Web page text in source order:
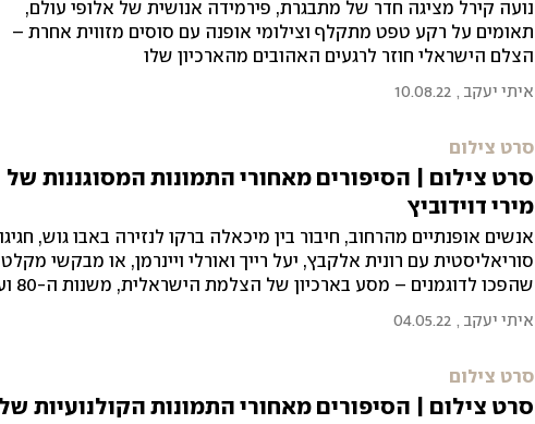
נועה קירל מציגה חדר של מתבגרת, פירמידה אנושית של אלופי עולם,
תאומים על רקע טפט מתקלף וצילומי אופנה עם סוסים מזווית אחרת –
הצלם הישראלי חוזר לרגעים האהובים מהארכיון שלו
איתי יעקב ,
10.08.22
סרט צילום
סרט צילום | הסיפורים מאחורי התמונות המסוגננות של
מירי דוידוביץ
אנשים אופנתיים מהרחוב, חיבור בין מיכאלה ברקו לנזירה באבו גוש,
סוריאליסטית עם רונית אלקבץ, יעל רייך ואורלי ויינרמן, או מבקשי מקלט
שהפכו לדוגמנים –
איתי יעקב ,
04.05.22
סרט צילום
סרט צילום | הסיפורים מאחורי התמונות הקולנועיות